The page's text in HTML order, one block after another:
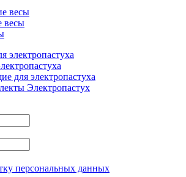
весы
весы
электропастуха
для электропастуха
Электропастух
персональных данных